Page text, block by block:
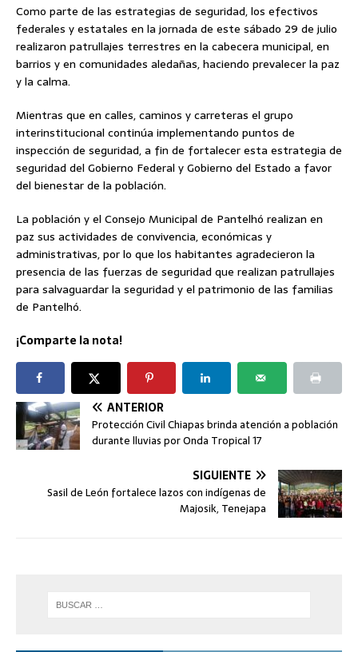
Como parte de las estrategias de seguridad, los efectivos
federales y estatales en la jornada de este sábado 29 de julio
realizaron patrullajes terrestres en la cabecera municipal, en
barrios y en comunidades aledañas, haciendo prevalecer la paz
y la calma.
Mientras que en calles, caminos y carreteras el grupo
interinstitucional continúa implementando puntos de
inspección de seguridad, a fin de fortalecer esta estrategia de
seguridad del Gobierno Federal y Gobierno del Estado a favor
del bienestar de la población.
La población y el Consejo Municipal de Pantelhó realizan en
paz sus actividades de convivencia, económicas y
administrativas, por lo que los habitantes agradecieron la
presencia de las fuerzas de seguridad que realizan patrullajes
para salvaguardar la seguridad y el patrimonio de las familias
de Pantelhó.
¡Comparte la nota!
ANTERIOR
Protección Civil Chiapas brinda atención a población
durante lluvias por Onda Tropical 17
SIGUIENTE
Sasil de León fortalece lazos con indígenas de
Majosik, Tenejapa